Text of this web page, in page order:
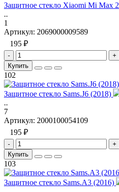
Защитное стекло Xiaomi Mi Max 2
..
1
Артикул: 2069000009589
195 ₽
-
+
Купить
102
Защитное стекло Sams.J6 (2018)
..
7
Артикул: 2000100054109
195 ₽
-
+
Купить
103
Защитное стекло Sams.A3 (2016)